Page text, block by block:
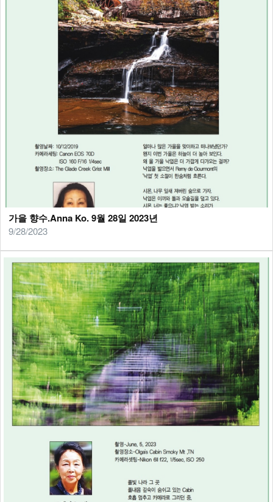
가을 향수.Anna Ko. 9월 28일 2023년
9/28/2023